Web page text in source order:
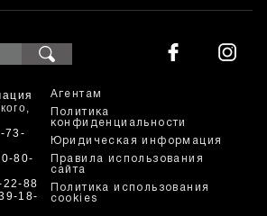
73-
80-
88
18-
Агентам
Политика
конфиденциальности
Юридическая информация
Правила использования
сайта
Политика использования
cookies